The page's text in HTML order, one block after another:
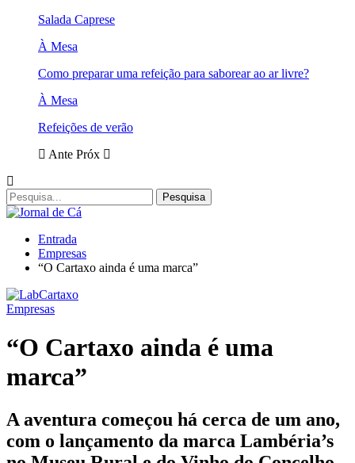
Salada Caprese
À Mesa
Como preparar uma refeição para saborear ao ar livre?
À Mesa
Refeições de verão
Ante Próx
Entrada
Empresas
“O Cartaxo ainda é uma marca”
Empresas
“O Cartaxo ainda é uma
marca”
A aventura começou há cerca de um ano,
com o lançamento da marca Lambéria’s